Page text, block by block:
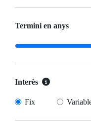
Termini en anys
Interès
Fix